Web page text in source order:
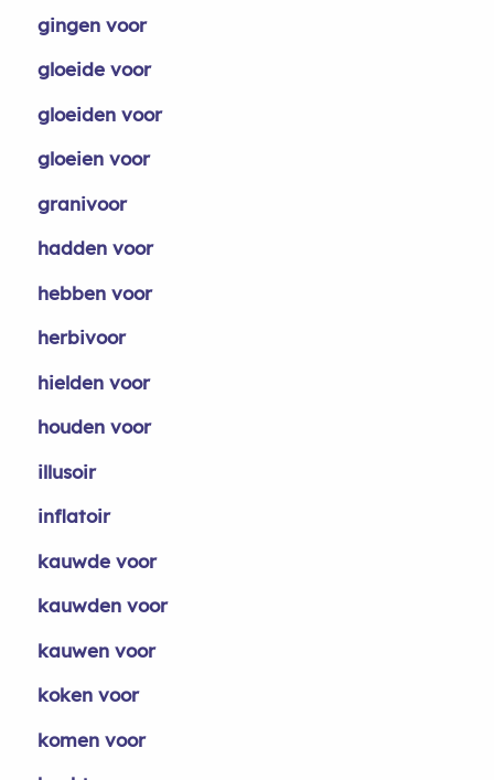
gingen voor
gloeide voor
gloeiden voor
gloeien voor
granivoor
hadden voor
hebben voor
herbivoor
hielden voor
houden voor
illusoir
inflatoir
kauwde voor
kauwden voor
kauwen voor
koken voor
komen voor